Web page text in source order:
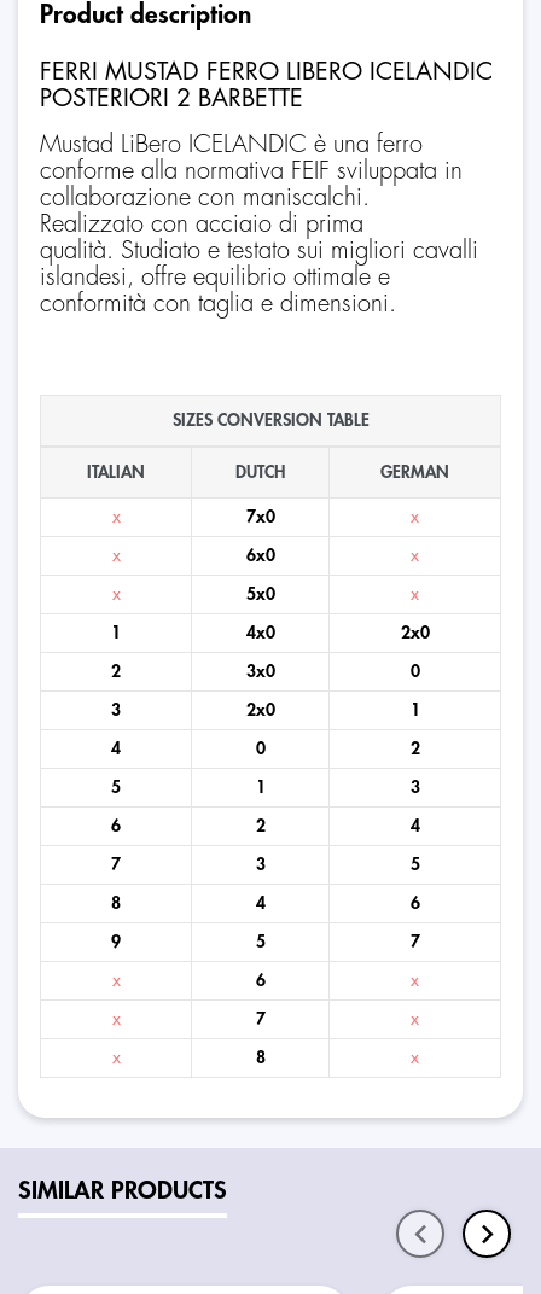
Product description
FERRI MUSTAD FERRO LIBERO ICELANDIC
POSTERIORI 2 BARBETTE
Mustad LiBero ICELANDIC è una ferro
conforme alla normativa FEIF sviluppata in
collaborazione con maniscalchi.
Realizzato con acciaio di prima
qualità. Studiato e testato sui migliori cavalli
islandesi, offre equilibrio ottimale e
conformità con taglia e dimensioni.
SIZES CONVERSION TABLE
ITALIAN DUTCH GERMAN
x 7x0 x
x 6x0 x
x 5x0 x
1 4x0 2x0
2 3x0 0
3 2x0 1
4 0 2
5 1 3
6 2 4
7 3 5
8 4 6
9 5 7
x 6 x
x 7 x
x 8 x
SIMILAR PRODUCTS